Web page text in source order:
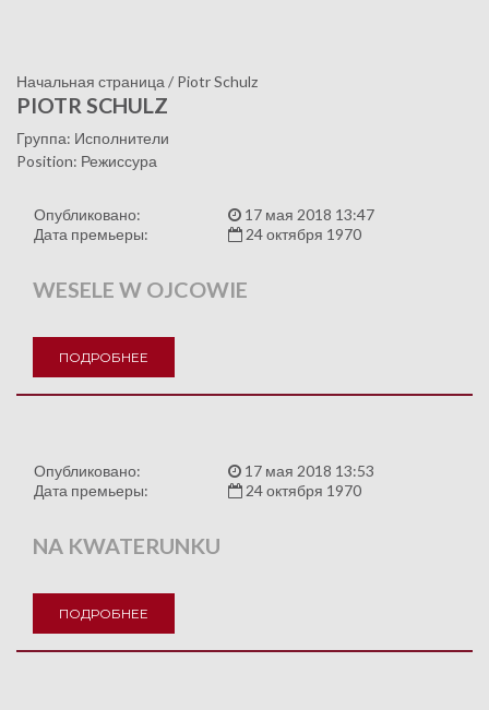
Начальная страница / Piotr Schulz
PIOTR SCHULZ
Группа: Исполнители
Position: Режиссура
Опубликовано:
17 мая 2018 13:47
Дата премьеры:
24 октября 1970
WESELE W OJCOWIE
ПОДРОБНЕЕ
Опубликовано:
17 мая 2018 13:53
Дата премьеры:
24 октября 1970
NA KWATERUNKU
ПОДРОБНЕЕ